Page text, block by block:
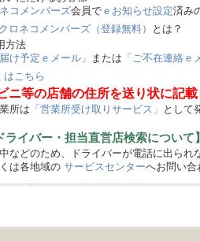
コメンバーズ会員で ｅお知らせ設定済み
クロネコメンバーズ（登録無料）
とは？
方法
届け予定ｅメール」
または 「ご不在連絡ｅ
はこちら
ニ等の店舗の住所を送り状に記
所は 「営業所受け取りサービス」 として
ライバー・担当直営店検索について】
などのため、ドライバーが電話に出られ
は各地域の サービスセンターへお問い合